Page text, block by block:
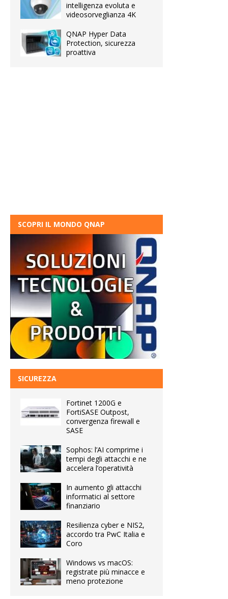
intelligenza evoluta e
videosorveglianza 4K
QNAP Hyper Data
Protection, sicurezza
proattiva
SCOPRI IL MONDO QNAP
SICUREZZA
Fortinet 1200G e
FortiSASE Outpost,
convergenza firewall e
SASE
Sophos: l’AI comprime i
tempi degli attacchi e ne
accelera l’operatività
In aumento gli attacchi
informatici al settore
finanziario
Resilienza cyber e NIS2,
accordo tra PwC Italia e
Coro
Windows vs macOS:
registrate più minacce e
meno protezione